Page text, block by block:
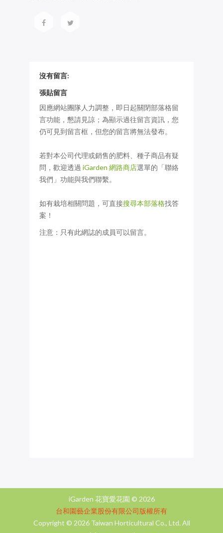
沒有留言:
張貼留言
因應網站團隊人力調整，即日起關閉部落格留
言功能，懇請見諒；為顯示過往留言資訊，您
仍可見到留言框，但您的留言將無法發布。
若對本公司代理或銷售的肥料、種子商品有疑
問，歡迎透過 iGarden 網路商店選單的「聯絡
我們」功能與我們聯繫。
如有栽培相關問題，可直接搜尋本部落格找答
案！
注意：只有此網誌的成員可以留言。
iGarden 花寶愛花園 © 2026
台和園藝企業股份有限公司版權所有
Copyright © 2026 Taiwan Horticultural Co., Ltd. All